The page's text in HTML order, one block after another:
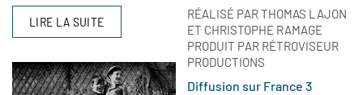
LIRE LA SUITE
RÉALISÉ PAR THOMAS LAJON
ET CHRISTOPHE RAMAGE
PRODUIT PAR RÉTROVISEUR
PRODUCTIONS
Diffusion sur France 3